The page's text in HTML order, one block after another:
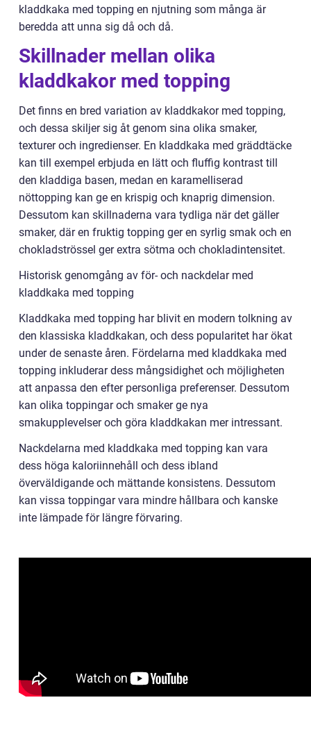
kladdkaka med topping en njutning som många är
beredda att unna sig då och då.
Skillnader mellan olika
kladdkakor med topping
Det finns en bred variation av kladdkakor med topping,
och dessa skiljer sig åt genom sina olika smaker,
texturer och ingredienser. En kladdkaka med gräddtäcke
kan till exempel erbjuda en lätt och fluffig kontrast till
den kladdiga basen, medan en karamelliserad
nöttopping kan ge en krispig och knaprig dimension.
Dessutom kan skillnaderna vara tydliga när det gäller
smaker, där en fruktig topping ger en syrlig smak och en
chokladströssel ger extra sötma och chokladintensitet.
Historisk genomgång av för- och nackdelar med
kladdkaka med topping
Kladdkaka med topping har blivit en modern tolkning av
den klassiska kladdkakan, och dess popularitet har ökat
under de senaste åren. Fördelarna med kladdkaka med
topping inkluderar dess mångsidighet och möjligheten
att anpassa den efter personliga preferenser. Dessutom
kan olika toppingar och smaker ge nya
smakupplevelser och göra kladdkakan mer intressant.
Nackdelarna med kladdkaka med topping kan vara
dess höga kaloriinnehåll och dess ibland
överväldigande och mättande konsistens. Dessutom
kan vissa toppingar vara mindre hållbara och kanske
inte lämpade för längre förvaring.